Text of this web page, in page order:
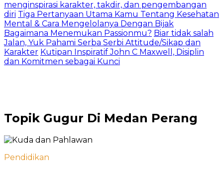
menginspirasi karakter, takdir, dan pengembangan
diri Tiga Pertanyaan Utama Kamu Tentang Kesehatan
Mental & Cara Mengelolanya Dengan Bijak
Bagaimana Menemukan Passionmu? Biar tidak salah
Jalan, Yuk Pahami Serba Serbi Attitude/Sikap dan
Karakter Kutipan Inspiratif John C Maxwell, Disiplin
dan Komitmen sebagai Kunci
Topik Gugur Di Medan Perang
Pendidikan